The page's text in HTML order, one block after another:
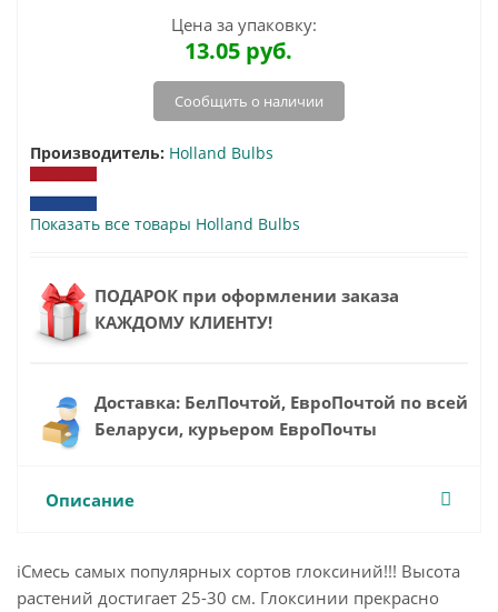
Цена за упаковку:
13.05руб.
Сообщить о наличии
Производитель: Holland Bulbs
Показать все товары Holland Bulbs
ПОДАРОК при оформлении заказа
КАЖДОМУ КЛИЕНТУ!
Доставка: БелПочтой, ЕвроПочтой по всей
Беларуси, курьером ЕвроПочты
Описание
iСмесь самых популярных сортов глоксиний!!! Высота
растений достигает 25-30 см. Глоксинии прекрасно